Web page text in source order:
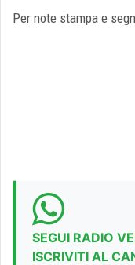
Per note stampa e
SEGUI RADIO
ISCRIVITI AL